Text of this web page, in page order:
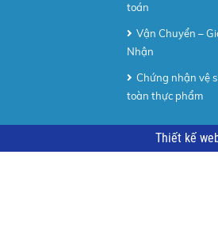
toán
Vận Chuyển –
Nhận
Chứng nhận vệ
toàn thực phẩm
Thiết kế